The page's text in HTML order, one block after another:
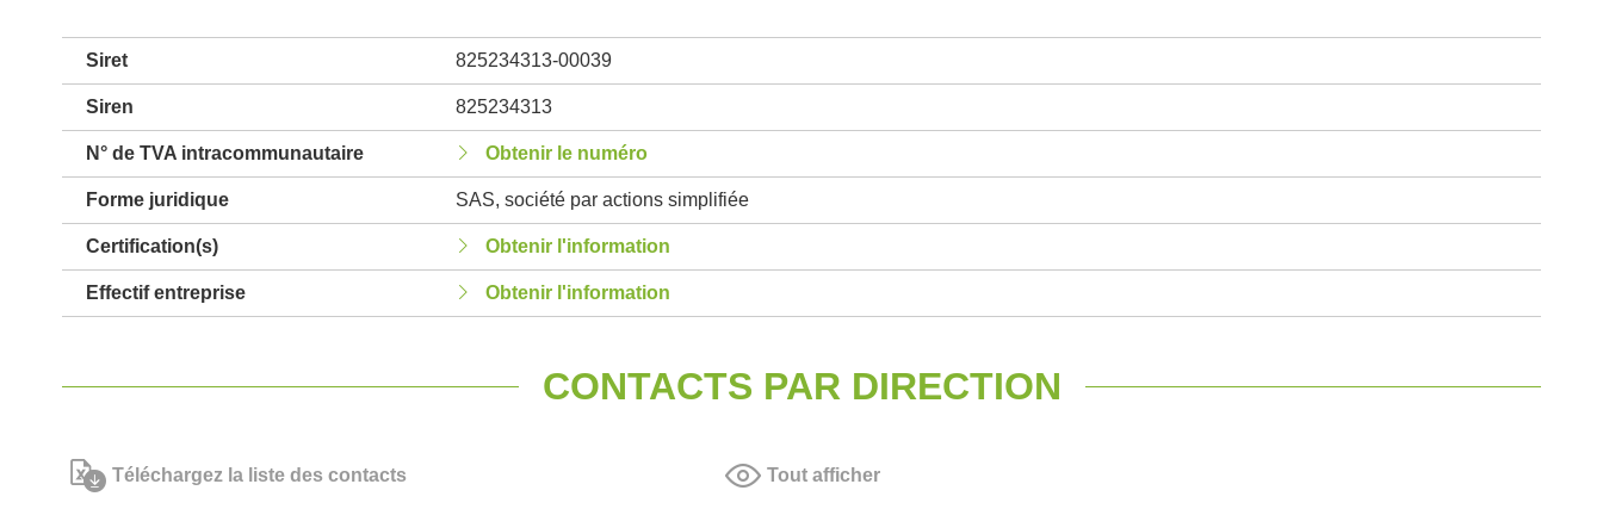
Siret 825234313-00039
Siren 825234313
N° de TVA intracommunautaire Obtenir le numéro
Forme juridique SAS, société par actions simplifiée
Certification(s) Obtenir l'information
Effectif entreprise Obtenir l'information
CONTACTS PAR DIRECTION
Téléchargez la liste des contacts Tout afficher